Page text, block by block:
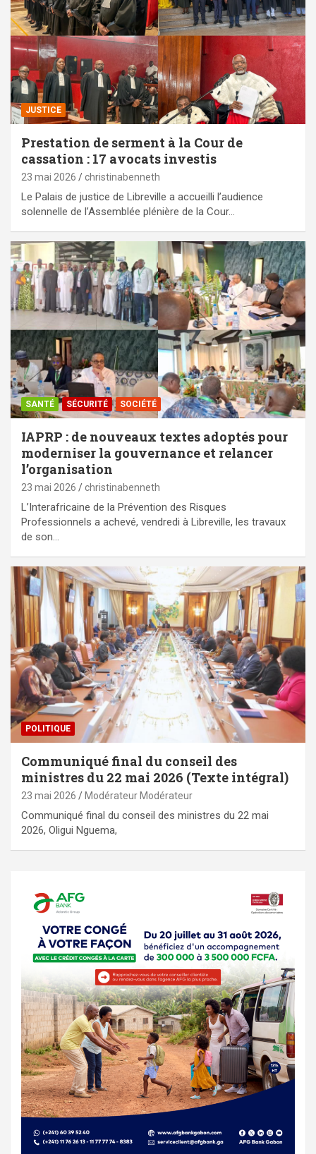
JUSTICE
Prestation de serment à la Cour de
cassation : 17 avocats investis
23 mai 2026 christinabenneth
Le Palais de justice de Libreville a accueilli l’audience
solennelle de l’Assemblée plénière de la Cour…
SANTÉ SÉCURITÉ SOCIÉTÉ
IAPRP : de nouveaux textes adoptés pour
moderniser la gouvernance et relancer
l’organisation
23 mai 2026 christinabenneth
L’Interafricaine de la Prévention des Risques
Professionnels a achevé, vendredi à Libreville, les travaux
de son…
POLITIQUE
Communiqué final du conseil des
ministres du 22 mai 2026 (Texte intégral)
23 mai 2026 Modérateur Modérateur
Communiqué final du conseil des ministres du 22 mai
2026, Oligui Nguema,